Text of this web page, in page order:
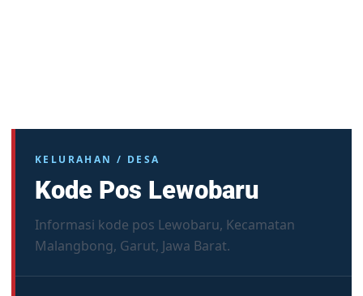
KELURAHAN / DESA
Kode Pos Lewobaru
Informasi kode pos Lewobaru, Kecamatan
Malangbong, Garut, Jawa Barat.